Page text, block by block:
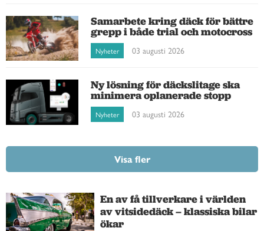
Samarbete kring däck för bättre
grepp i både trial och motocross
Nyheter 03 augusti 2026
Ny lösning för däckslitage ska
minimera oplanerade stopp
Nyheter 03 augusti 2026
Visa fler
En av få tillverkare i världen
av vitsidedäck – klassiska bilar
ökar